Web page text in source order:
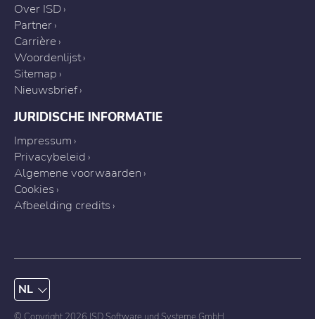
Over ISD
Partner
Carrière
Woordenlijst
Sitemap
Nieuwsbrief
JURIDISCHE INFORMATIE
Impressum
Privacybeleid
Algemene voorwaarden
Cookies
Afbeelding credits
NL